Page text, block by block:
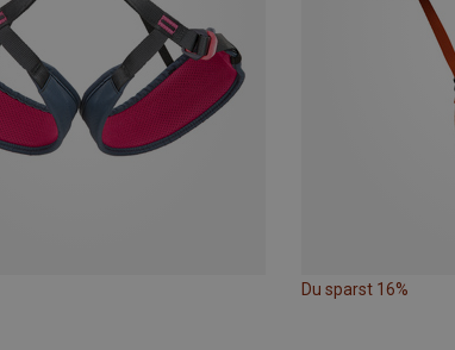
Du sparst 16%